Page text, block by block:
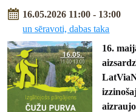
16.05.2026 11:00 - 13:00
un sēravoti, dabas taka
16.